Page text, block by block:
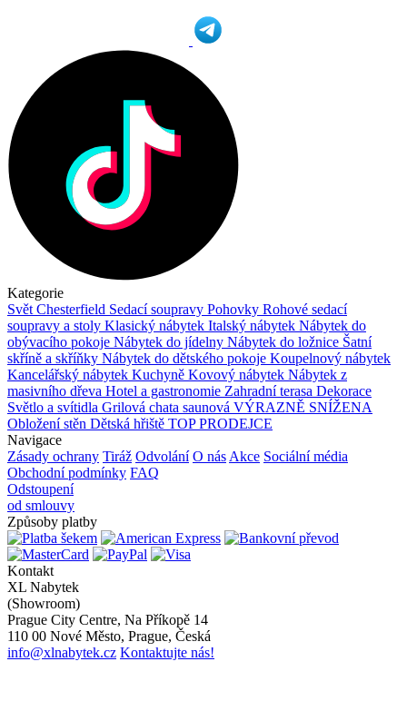
Kategorie
Svět Chesterfield Sedací soupravy Pohovky Rohové sedací
soupravy a stoly Klasický nábytek Italský nábytek Nábytek do
obývacího pokoje Nábytek do jídelny Nábytek do ložnice Šatní
skříně a skříňky Nábytek do dětského pokoje Koupelnový nábytek
Kancelářský nábytek Kuchyně Kovový nábytek Nábytek z
masivního dřeva Hotel a gastronomie Zahradní terasa Dekorace
Světlo a svítidla Grilová chata saunová VÝRAZNĚ SNÍŽENA
Obložení stěn Dětská hřiště TOP PRODEJCE
Navigace
Zásady ochrany Tiráž Odvolání O nás Akce Sociální média
Obchodní podmínky FAQ
Odstoupení
od smlouvy
Způsoby platby
Kontakt
XL Nabytek
(Showroom)
Prague City Centre, Na Příkopě 14
110 00 Nové Město, Prague, Česká
info@xlnabytek.cz Kontaktujte nás!